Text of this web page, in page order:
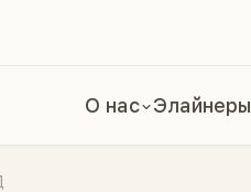
О нас Элайнеры